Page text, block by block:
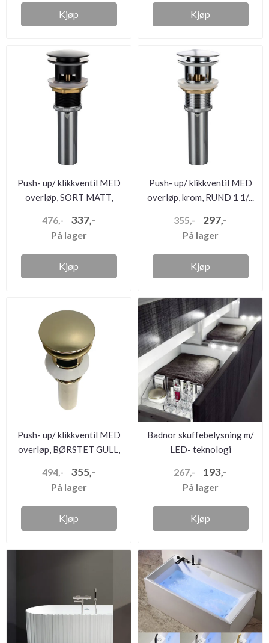
Kjøp Kjøp
Push- up/ klikkventil MED
overløp, SORT MATT,
476,- 337,-
På lager
Kjøp
Push- up/ klikkventil MED
overløp, krom, RUND 1 1/...
355,- 297,-
På lager
Kjøp
Push- up/ klikkventil MED
overløp, BØRSTET GULL,
494,- 355,-
På lager
Kjøp
Badnor skuffebelysning m/
LED- teknologi
267,- 193,-
På lager
Kjøp